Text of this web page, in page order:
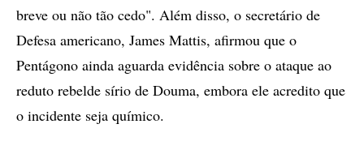
breve ou não tão cedo". Além disso, o secretário de
Defesa americano, James Mattis, afirmou que o
Pentágono ainda aguarda evidência sobre o ataque ao
reduto rebelde sírio de Douma, embora ele acredito que
o incidente seja químico.